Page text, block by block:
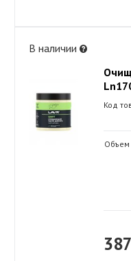
В наличии
Код
Объем